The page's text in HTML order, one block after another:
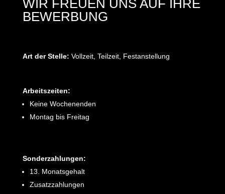
WIR FREUEN UNS AUF IHRE
BEWERBUNG
Art der Stelle: Vollzeit, Teilzeit, Festanstellung
Arbeitszeiten:
Keine Wochenenden
Montag bis Freitag
Sonderzahlungen:
13. Monatsgehalt
Zusatzzahlungen